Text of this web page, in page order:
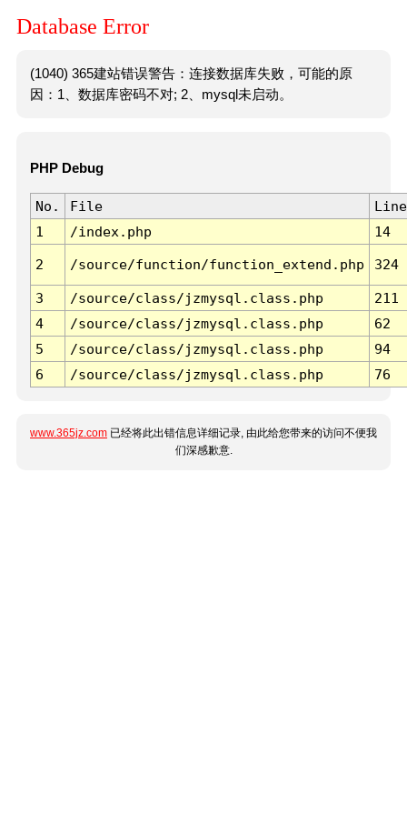
Database Error
(1040) 365建站错误警告：连接数据库失败，可能的原
因：1、数据库密码不对; 2、mysql未启动。
PHP Debug
No. File
Line
1
/index.php 14
2 /source/function/function_extend.php 324
3 /source/class/jzmysql.class.php
211
4
/source/class/jzmysql.class.php
62
5
/source/class/jzmysql.class.php
94
6
/source/class/jzmysql.class.php 76
www.365jz.com 已经将此出错信息详细记录, 由此给您带来的访问不便我
们深感歉意.